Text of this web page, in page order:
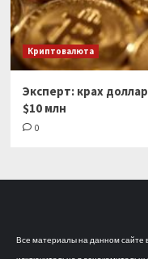
Криптовалюта
Эксперт: крах
$10 млн
0
Все материалы на данном сайте